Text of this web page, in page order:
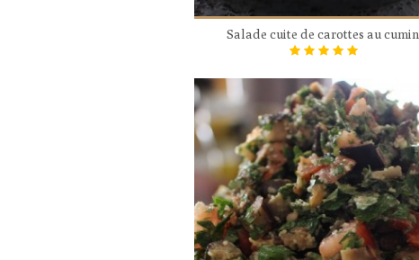
Salade cuite de carottes au cumin